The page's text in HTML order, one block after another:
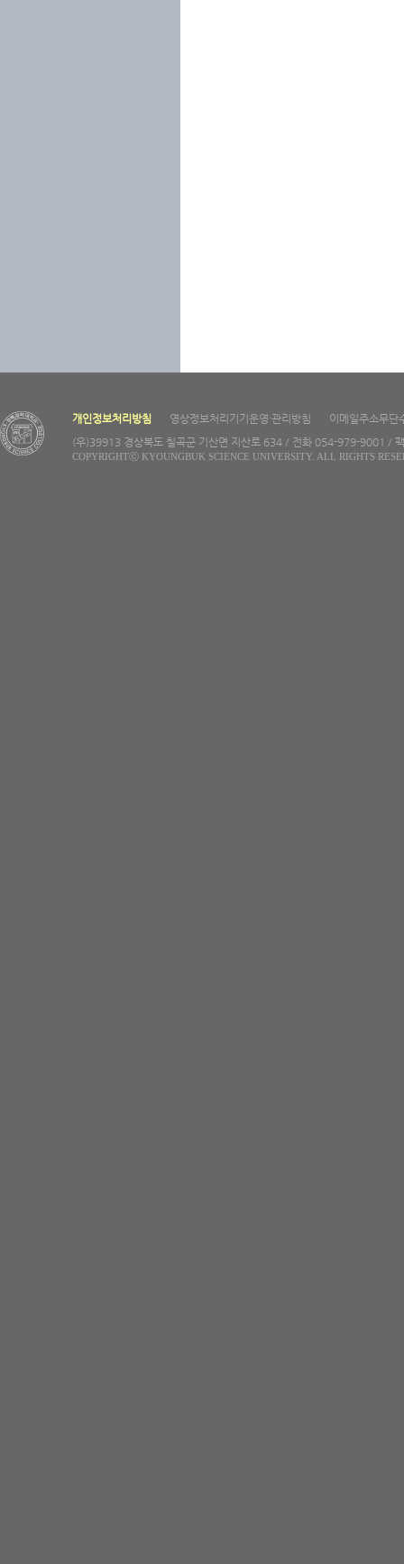
개인정보처리방침 영상정보처리기기운영·관리방침
이메일주소무단
(우)39913 경상북도 칠곡군 기산면 지산로 634 / 전화 054-979-9001 /
COPYRIGHTⓒ KYOUNGBUK SCIENCE UNIVERSITY. ALL RIGHTS